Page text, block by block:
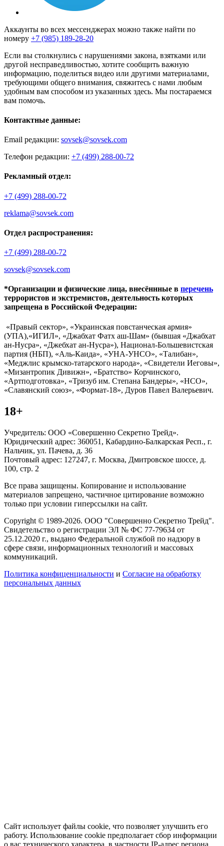
Аккаунты во всех мессенджерах можно также найти по
номеру +7 (985) 189-28-20
Если вы столкнулись с нарушениями закона, взятками или
другой несправедливостью, хотите сообщить важную
информацию, поделиться видео или другими материалами,
требующими общего внимания, свяжитесь с нами любым
удобным вам способом из указанных здесь. Мы постараемся
вам помочь.
Контактные данные:
Email редакции: sovsek@sovsek.com
Телефон редакции: +7 (499) 288-00-72
Рекламный отдел:
+7 (499) 288-00-72
reklama@sovsek.com
Отдел распространения:
+7 (499) 288-00-72
sovsek@sovsek.com
*Организации и физические лица, внесённные в перечень
террористов и экстремистов, деятельность которых
запрещена в Российской Федерации:
«Правый сектор», «Украинская повстанческая армия»
(УПА),«ИГИЛ», «Джабхат Фатх аш-Шам» (бывшая «Джабхат
ан-Нусра», «Джебхат ан-Нусра»), Национал-Большевистская
партия (НБП), «Аль-Каида», «УНА-УНСО», «Талибан»,
«Меджлис крымско-татарского народа», «Свидетели Иеговы»,
«Мизантропик Дивижн», «Братство» Корчинского,
«Артподготовка», «Тризуб им. Степана Бандеры», «НСО»,
«Славянский союз», «Формат-18», Дуров Павел Валерьевич.
18+
Учредитель: ООО «Совершенно Секретно Трейд».
Юридический адрес: 360051, Кабардино-Балкарская Респ., г.
Нальчик, ул. Пачева, д. 36
Почтовый адрес: 127247, г. Москва, Дмитровское шоссе, д.
100, стр. 2
Все права защищены. Копирование и использование
материалов запрещено, частичное цитирование возможно
только при условии гиперссылки на сайт.
Copyright © 1989-2026. ООО "Совершенно Секретно Трейд".
Свидетельство о регистрации ЭЛ № ФС 77-79634 от
25.12.2020 г., выдано Федеральной службой по надзору в
сфере связи, информационных технологий и массовых
коммуникаций.
Политика конфиценциальности и Согласие на обработку
персональных данных
Сайт использует файлы cookie, что позволяет улучшить его
работу. Использование cookie предполагает сбор информации
о вас технического характера, в частности IP-адрес региона